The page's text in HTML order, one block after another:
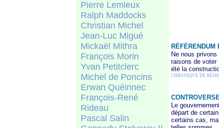
Pierre Lemieux
Ralph Maddocks
Christian Michel
Jean-Luc Migué
Mickaël Mithra
François Morin
Yvan Petitclerc
Michel de Poncins
Erwan Quéinnec
François-René
Rideau
Pascal Salin
Ne nous
raisons de voter
été la
CHRONIQUE DE
Le
départ de
certains cas,